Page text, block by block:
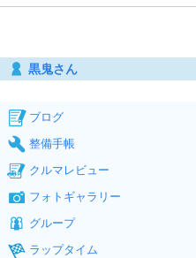
黒鬼さん
ブログ
整備手帳
クルマレビュー
フォトギャラリー
グループ
ラップタイム